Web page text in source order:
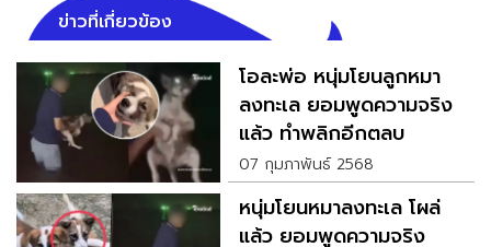
ข่าวที่เกี่ยวข้อง
โอละพ่อ หนุ่มโยนลูกหมา
ลงทะเล ยอมพูดความจริง
แล้ว ทำพลิกอีกตลบ
07 กุมภาพันธ์ 2568
หนุ่มโยนหมาลงทะเล โผล่
แล้ว ยอมพูดความจริง